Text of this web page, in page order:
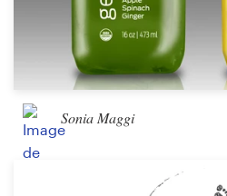
Sonia Maggi